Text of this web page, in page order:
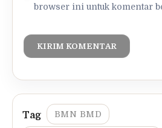
browser ini untuk komentar
BMN BMD